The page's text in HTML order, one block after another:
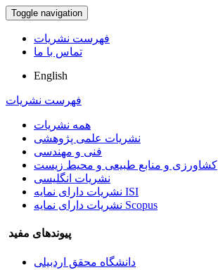
Toggle navigation
فهرست نشریات
تماس با ما
English
فهرست نشریات
همه نشریات
نشریات علمی پژوهشی
فنی و مهندسی
کشاورزی و منابع طبیعی و محیط زیست
نشریات انگلیسی
نشریات دارای نمایه ISI
نشریات دارای نمایه Scopus
پیوندهای مفید
دانشگاه محقق اردبیلی